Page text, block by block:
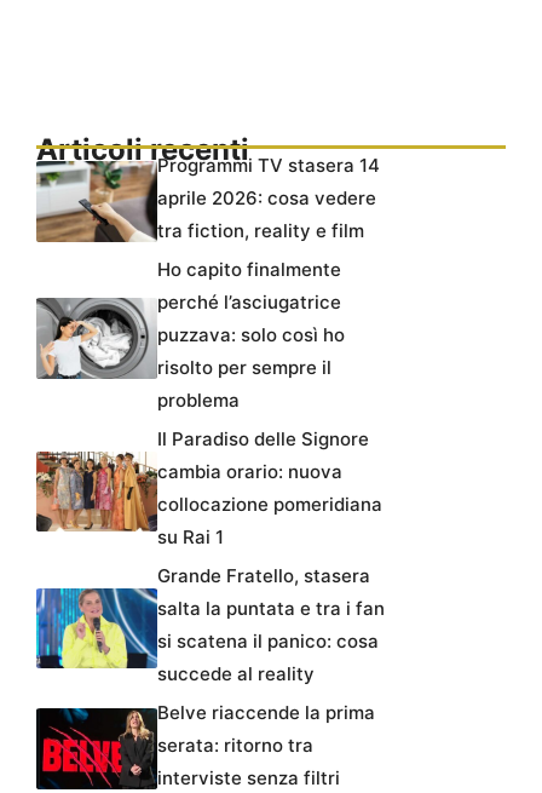
Articoli recentiProgrammi TV stasera 14
aprile 2026: cosa vedere
tra fiction, reality e film
Ho capito finalmente
perché l’asciugatrice
puzzava: solo così ho
risolto per sempre il
problema
Il Paradiso delle Signore
cambia orario: nuova
collocazione pomeridiana
su Rai 1
Grande Fratello, stasera
salta la puntata e tra i fan
si scatena il panico: cosa
succede al reality
Belve riaccende la prima
serata: ritorno tra
interviste senza filtri